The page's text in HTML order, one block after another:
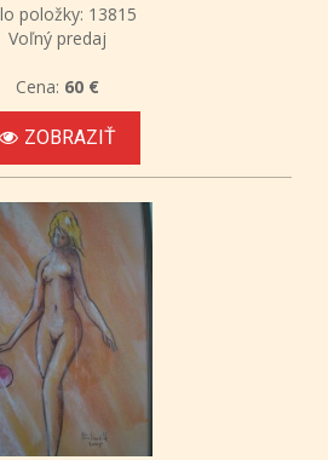
položky: 13815
Voľný predaj
Cena: 60 €
ZOBRAZIŤ